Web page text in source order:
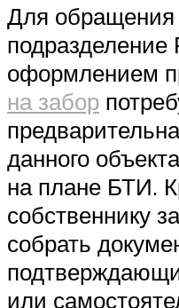
Для обращения
подразделение
оформлением
на забор
данного
на плане БТИ.
собственнику
собрать
или